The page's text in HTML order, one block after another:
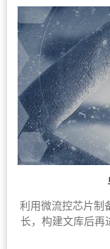
利用微流控芯片制
长，构建文库后再